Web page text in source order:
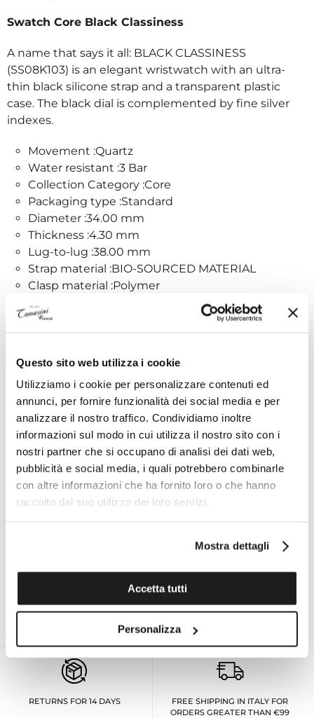
Questo sito web utilizza i cookie
Utilizziamo i cookie per personalizzare contenuti ed
annunci, per fornire funzionalità dei social media e per
analizzare il nostro traffico. Condividiamo inoltre
informazioni sul modo in cui utilizza il nostro sito con i
nostri partner che si occupano di analisi dei dati web,
pubblicità e social media, i quali potrebbero combinarle
con altre informazioni che ha fornito loro o che hanno
raccolto dal suo utilizzo dei loro servizi.
Mostra dettagli
Accetta tutti
Personalizza
Swatch Core Black Classiness
A name that says it all: BLACK CLASSINESS
(SS08K103) is an elegant wristwatch with an ultra-
thin black silicone strap and a transparent plastic
case. The black dial is complemented by fine silver
indexes.
Movement :Quartz
Water resistant :3 Bar
Collection Category :Core
Packaging type :Standard
Diameter :34.00 mm
Thickness :4.30 mm
Lug-to-lug :38.00 mm
Strap material :BIO-SOURCED MATERIAL
Clasp material :Polymer
Case material :Bio-sourced material
Dial colour :Black
Case colour :Transparent
Product family :SKIN
Technical specifications
FOR ALL BRANDS
RETURNS FOR 14 DAYS
FREE SHIPPING IN ITALY FOR
ORDERS GREATER THAN €99